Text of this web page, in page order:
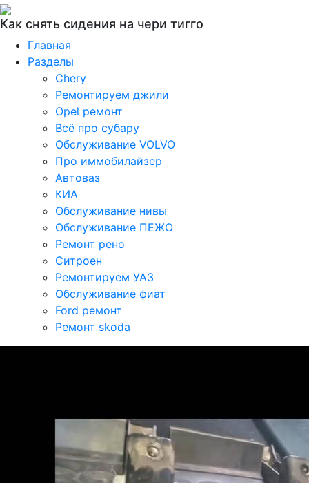
Как снять сидения на чери тигго
Главная
Разделы
Chery
Ремонтируем джили
Opel ремонт
Всё про субару
Обслуживание VOLVO
Про иммобилайзер
Автоваз
КИА
Обслуживание нивы
Обслуживание ПЕЖО
Ремонт рено
Ситроен
Ремонтируем УАЗ
Обслуживание фиат
Ford ремонт
Ремонт skoda